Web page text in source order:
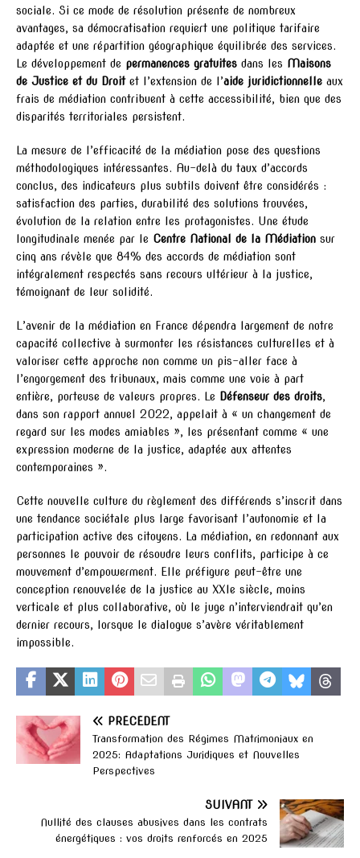
sociale. Si ce mode de résolution présente de nombreux
avantages, sa démocratisation requiert une politique tarifaire
adaptée et une répartition géographique équilibrée des services.
Le développement de permanences gratuites dans les Maisons
de Justice et du Droitet l’extension de l’aide juridictionnelle aux
frais de médiation contribuent à cette accessibilité, bien que des
disparités territoriales persistent.
La mesure de l’efficacité de la médiation pose des questions
méthodologiques intéressantes. Au-delà du taux d’accords
conclus, des indicateurs plus subtils doivent être considérés :
satisfaction des parties, durabilité des solutions trouvées,
évolution de la relation entre les protagonistes. Une étude
longitudinale menée par le Centre National de la Médiation sur
cinq ans révèle que 84% des accords de médiation sont
intégralement respectés sans recours ultérieur à la justice,
témoignant de leur solidité.
L’avenir de la médiation en France dépendra largement de notre
capacité collective à surmonter les résistances culturelles et à
valoriser cette approche non comme un pis-aller face à
l’engorgement des tribunaux, mais comme une voie à part
entière, porteuse de valeurs propres. Le Défenseur des droits,
dans son rapport annuel 2022, appelait à « un changement de
regard sur les modes amiables », les présentant comme « une
expression moderne de la justice, adaptée aux attentes
contemporaines ».
Cette nouvelle culture du règlement des différends s’inscrit dans
une tendance sociétale plus large favorisant l’autonomie et la
participation active des citoyens. La médiation, en redonnant aux
personnes le pouvoir de résoudre leurs conflits, participe à ce
mouvement d’empowerment. Elle préfigure peut-être une
conception renouvelée de la justice au XXIe siècle, moins
verticale et plus collaborative, où le juge n’interviendrait qu’en
dernier recours, lorsque le dialogue s’avère véritablement
impossible.
PRÉCÉDENT
Transformation des Régimes Matrimoniaux en
2025: Adaptations Juridiques et Nouvelles
Perspectives
SUIVANT
Nullité des clauses abusives dans les contrats
énergétiques : vos droits renforcés en 2025